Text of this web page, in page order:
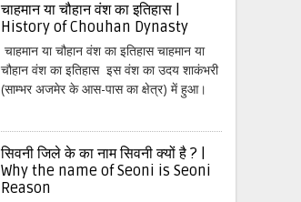
चाहमान या चौहान वंश का इतिहास |
History of Chouhan Dynasty
चाहमान या चौहान वंश का इतिहास चाहमान या
चौहान वंश का इतिहास इस वंश का उदय शाकंभरी
(साम्भर अजमेर के आस-पास का क्षेत्र) में हुआ।
सिवनी जिले के का नाम सिवनी क्यों है ? |
Why the name of Seoni is Seoni
Reason